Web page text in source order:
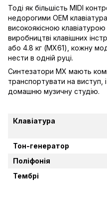
Тоді як більшість MIDI
недорогими OEM
високоякісною
виробництві клавішних
або 4.8 кг (MX61), кожну
нести в одній руці.
Синтезатори MX мають
транспортувати на виступ,
домашню музичну студію.
Клавіатура
Тон-генератор
Поліфонія
Тембрі